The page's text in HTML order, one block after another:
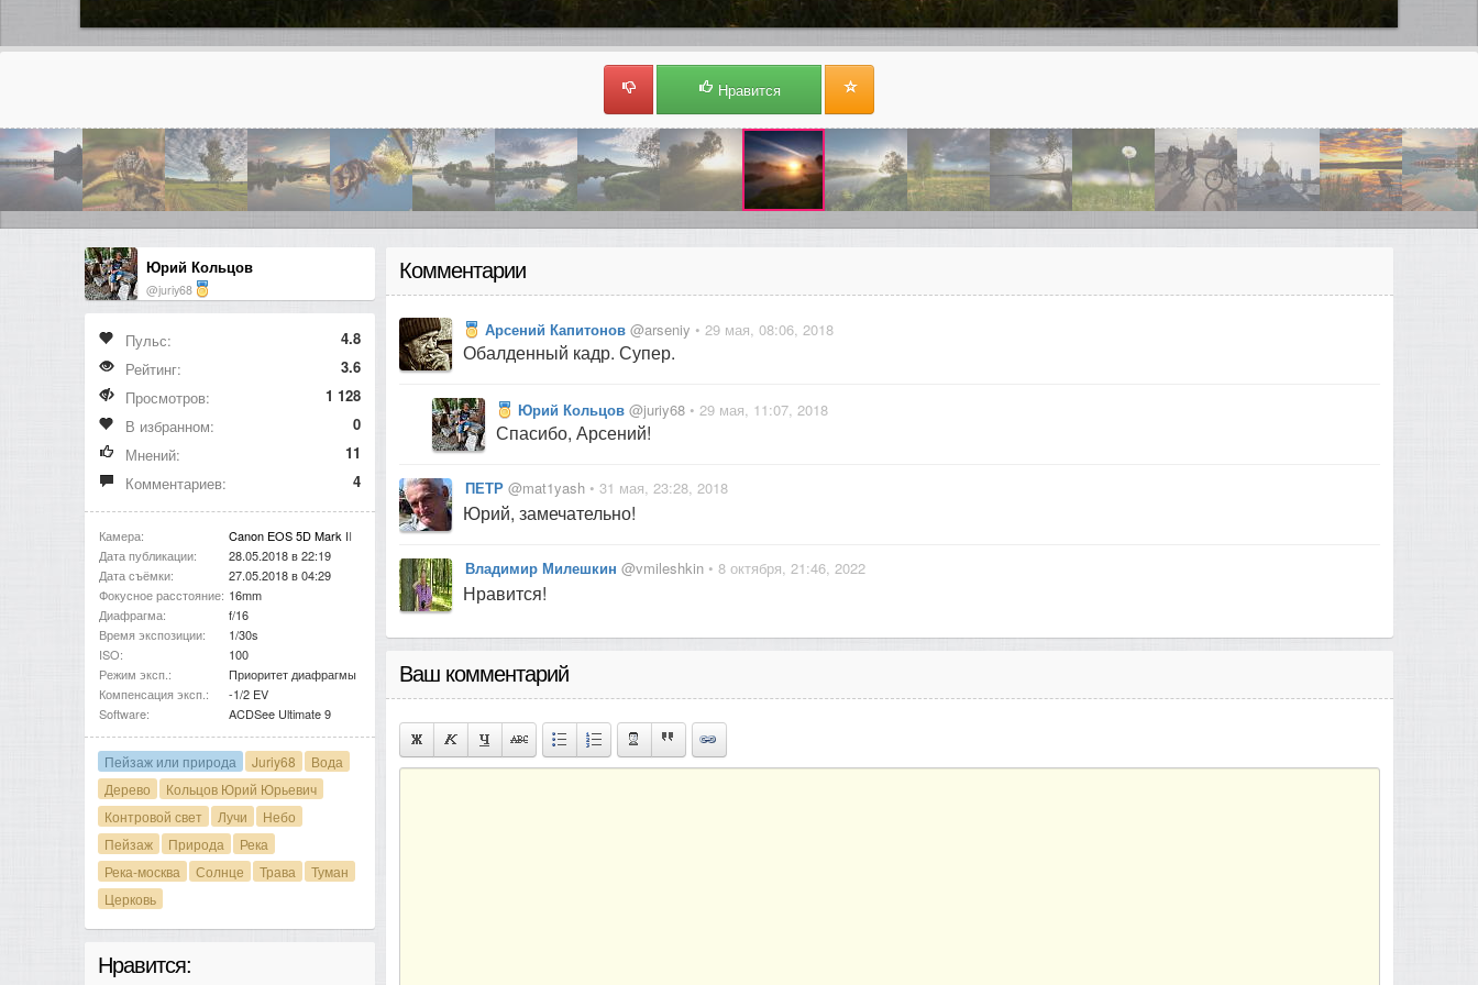
Нравится
Юрий Кольцов
@juriy68
Пульс:
4.8
Рейтинг:
3.6
Просмотров:
1 128
В избранном:
0
Мнений:
11
Комментариев:
4
Камера:
Canon EOS 5D Mark II
Дата публикации:
28.05.2018 в 22:19
Дата съёмки:
27.05.2018 в 04:29
Фокусное расстояние: 16mm
Диафрагма:
f/16
Время экспозиции:
1/30s
ISO:
100
Режим эксп.:
Приоритет диафрагмы
Компенсация эксп.:
-1/2 EV
Software:
ACDSee Ultimate 9
Пейзаж или природа Juriy68
Вода
Дерево
Кольцов Юрий Юрьевич
Контровой свет
Лучи
Небо
Пейзаж
Природа
Река
Река-москва
Солнце Трава
Туман
Церковь
Нравится:
Комментарии
Арсений Капитонов @arseniy • 29 мая, 08:06, 2018
Обалденный кадр. Супер.
Юрий Кольцов @juriy68 • 29 мая, 11:07, 2018
Спасибо, Арсений!
ПЕТР @mat1yash • 31 мая, 23:28, 2018
Юрий, замечательно!
Владимир Милешкин @vmileshkin • 8 октября, 21:46, 2022
Нравится!
Ваш комментарий